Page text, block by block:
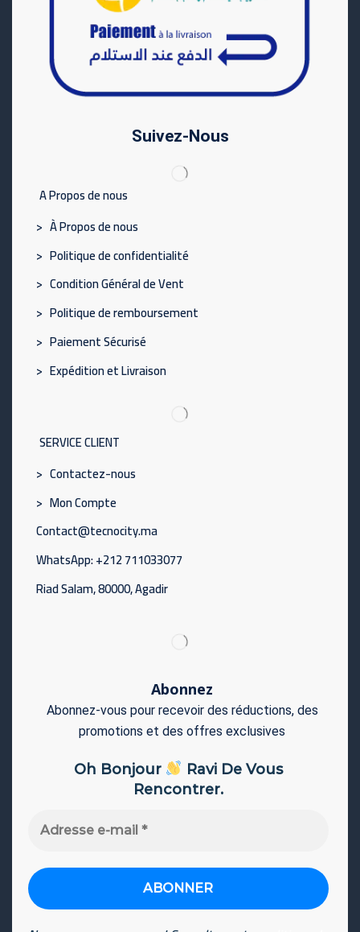
Suivez-Nous
A Propos de nous
> À Propos de nous
> Politique de confidentialité
> Condition Général de Vent
> Politique de remboursement
> Paiement Sécurisé
> Expédition et Livraison
SERVICE CLIENT
> Contactez-nous
> Mon Compte
Contact@tecnocity.ma
WhatsApp: +212 711033077
Riad Salam, 80000, Agadir
Abonnez
Abonnez-vous pour recevoir des réductions, des
promotions et des offres exclusives
Oh Bonjour
Ravi De Vous
Rencontrer.